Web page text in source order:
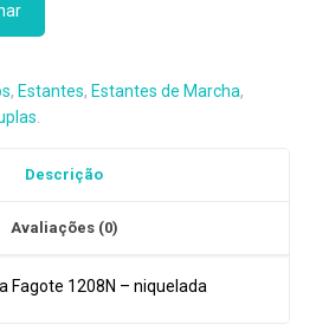
, Estantes, Estantes de Marcha,
Descrição
Avaliações (0)
Fagote 1208N – niquelada